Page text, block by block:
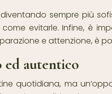
sempre più
evitarle. Infine, è
e attenzione, è
autentico
quotidiana, ma